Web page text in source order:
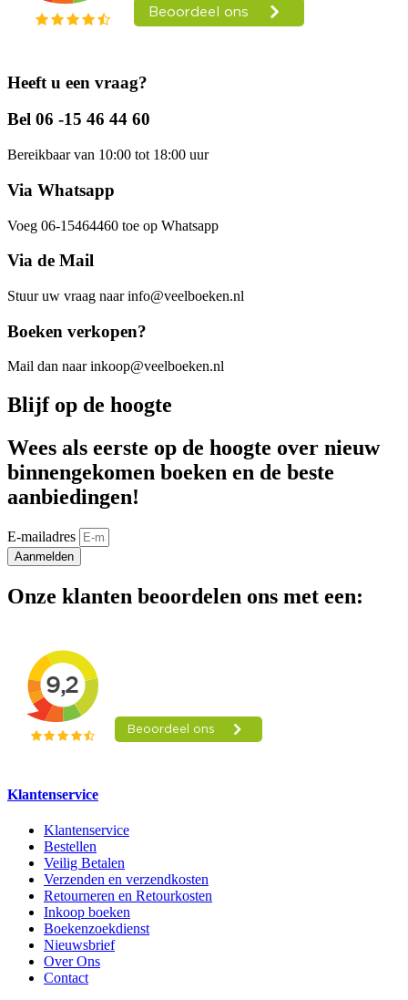
Heeft u een vraag?
Bel 06 -15 46 44 60
Bereikbaar van 10:00 tot 18:00 uur
Via Whatsapp
Voeg 06-15464460 toe op Whatsapp
Via de Mail
Stuur uw vraag naar info@veelboeken.nl
Boeken verkopen?
Mail dan naar inkoop@veelboeken.nl
Blijf op de hoogte
Wees als eerste op de hoogte over nieuw
binnengekomen boeken en de beste
aanbiedingen!
E-mailadres
Aanmelden
Onze klanten beoordelen ons met een:
Klantenservice
Klantenservice
Bestellen
Veilig Betalen
Verzenden en verzendkosten
Retourneren en Retourkosten
Inkoop boeken
Boekenzoekdienst
Nieuwsbrief
Over Ons
Contact